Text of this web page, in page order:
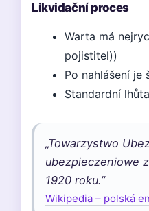
Likvidační proces
Warta má
pojistitel))
Po nahlášení
Standardní
„Towarzystwo
ubezpieczeniowe
1920 roku.”
Wikipedia – polská